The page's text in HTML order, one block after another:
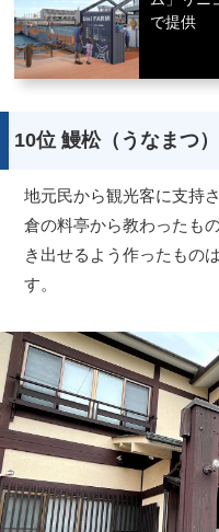
で提供
10位 鰻松（うなまつ）
地元民から観光客に支持
倉の料亭から教わったも
き出せるよう作ったもの
す。